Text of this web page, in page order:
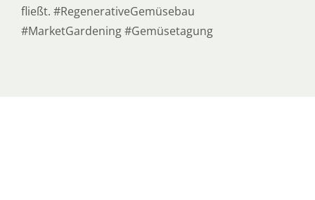
fließt. #RegenerativeGemüsebau
#MarketGardening #Gemüsetagung